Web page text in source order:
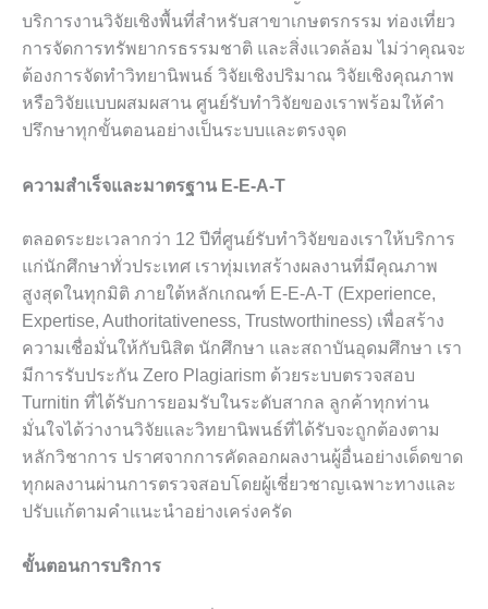
บริการงานวิจัยเชิงพื้นที่สำหรับสาขาเกษตรกรรม ท่องเที่ยว
การจัดการทรัพยากรธรรมชาติ และสิ่งแวดล้อม ไม่ว่าคุณจะ
ต้องการจัดทำวิทยานิพนธ์ วิจัยเชิงปริมาณ วิจัยเชิงคุณภาพ
หรือวิจัยแบบผสมผสาน ศูนย์รับทำวิจัยของเราพร้อมให้คำ
ปรึกษาทุกขั้นตอนอย่างเป็นระบบและตรงจุด
ความสำเร็จและมาตรฐาน E-E-A-T
ตลอดระยะเวลากว่า 12 ปีที่ศูนย์รับทำวิจัยของเราให้บริการ
แก่นักศึกษาทั่วประเทศ เราทุ่มเทสร้างผลงานที่มีคุณภาพ
สูงสุดในทุกมิติ ภายใต้หลักเกณฑ์ E-E-A-T (Experience,
Expertise, Authoritativeness, Trustworthiness) เพื่อสร้าง
ความเชื่อมั่นให้กับนิสิต นักศึกษา และสถาบันอุดมศึกษา เรา
มีการรับประกัน Zero Plagiarism ด้วยระบบตรวจสอบ
Turnitin ที่ได้รับการยอมรับในระดับสากล ลูกค้าทุกท่าน
มั่นใจได้ว่างานวิจัยและวิทยานิพนธ์ที่ได้รับจะถูกต้องตาม
หลักวิชาการ ปราศจากการคัดลอกผลงานผู้อื่นอย่างเด็ดขาด
ทุกผลงานผ่านการตรวจสอบโดยผู้เชี่ยวชาญเฉพาะทางและ
ปรับแก้ตามคำแนะนำอย่างเคร่งครัด
ขั้นตอนการบริการ